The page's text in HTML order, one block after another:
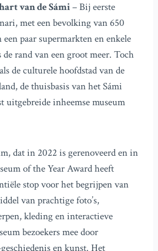
van de Sámi– Bij eerste
met een bevolking van 650
paar supermarkten en enkele
rand van een groot meer. Toch
de culturele hoofdstad van de
de thuisbasis van het Sámi
uitgebreide inheemse museum
dat in 2022 is gerenoveerd en in
of the Year Award heeft
stop voor het begrijpen van
van prachtige foto’s,
kleding en interactieve
bezoekers mee door
en kunst. Het